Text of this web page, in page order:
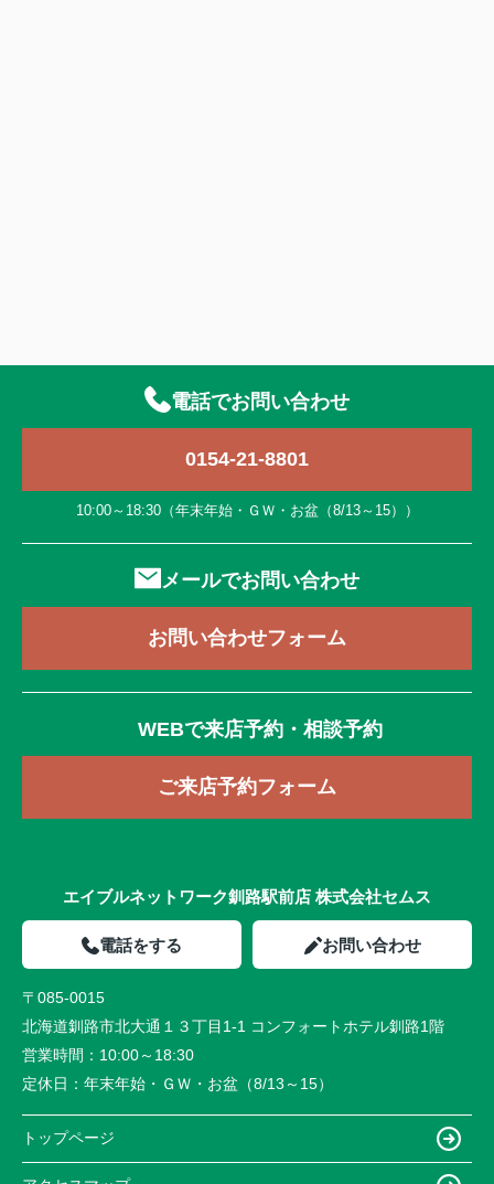
電話でお問い合わせ
0154-21-8801
10:00～18:30（年末年始・ＧＷ・お盆（8/13～15））
メールでお問い合わせ
お問い合わせフォーム
WEBで来店予約・相談予約
ご来店予約フォーム
エイブルネットワーク釧路駅前店 株式会社セムス
電話をする お問い合わせ
〒085-0015
北海道釧路市北大通１３丁目1-1 コンフォートホテル釧路1階
営業時間： 10:00～18:30
定休日： 年末年始・ＧＷ・お盆（8/13～15）
トップページ